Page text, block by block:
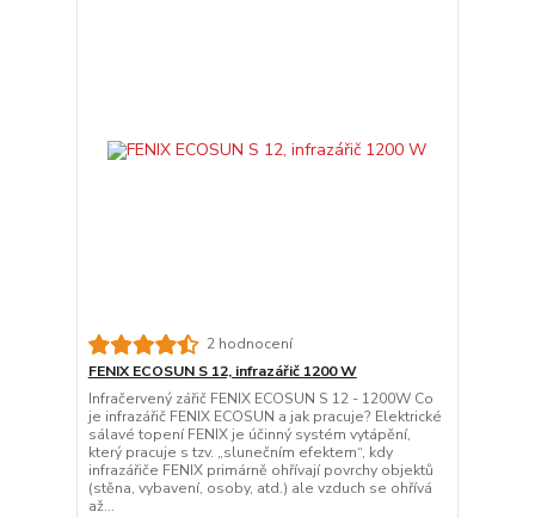
2 hodnocení
FENIX ECOSUN S 12, infrazářič 1200 W
Infračervený zářič FENIX ECOSUN S 12 - 1200W Co
je infrazářič FENIX ECOSUN a jak pracuje? Elektrické
sálavé topení FENIX je účinný systém vytápění,
který pracuje s tzv. „slunečním efektem“, kdy
infrazářiče FENIX primárně ohřívají povrchy objektů
(stěna, vybavení, osoby, atd.) ale vzduch se ohřívá
až...